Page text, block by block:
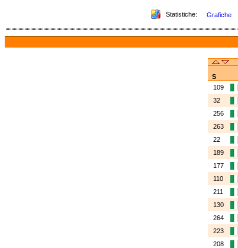
Statistiche: Grafiche
S
109
32
256
263
22
189
177
110
211
130
264
223
208